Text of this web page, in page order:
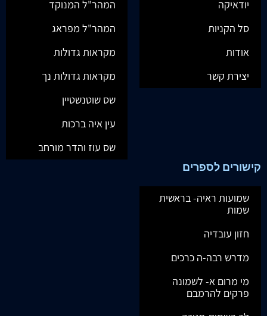
יודאיקה
סל הקניות
אודות
יצירת קשר
המהר"ל המנוקד
המהר"ל מפראג
מקראות גדולות
מקראות גדולות נך
שס שוטנשטיין
עין איה ברכות
שס עוז והדר מורחב
קישורים לספרים
שמועות ראיה- בראשית
שמות
חזון עובדיה
מדרש רבה-ה כרכים
מי מרום א- לשמונה
פרקים להרמבם